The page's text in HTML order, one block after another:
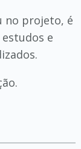
no projeto, é
e